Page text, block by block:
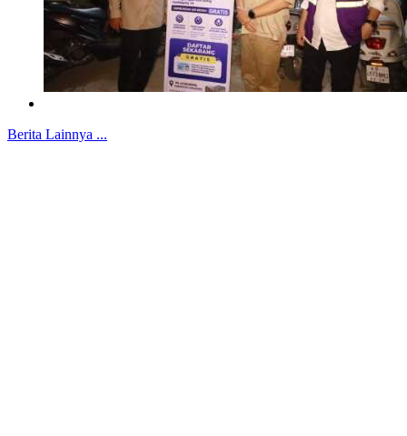
Berita Lainnya ...